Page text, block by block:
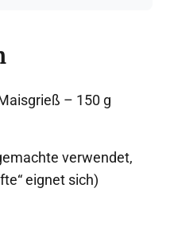
– 150 g
verwendet,
eignet sich)